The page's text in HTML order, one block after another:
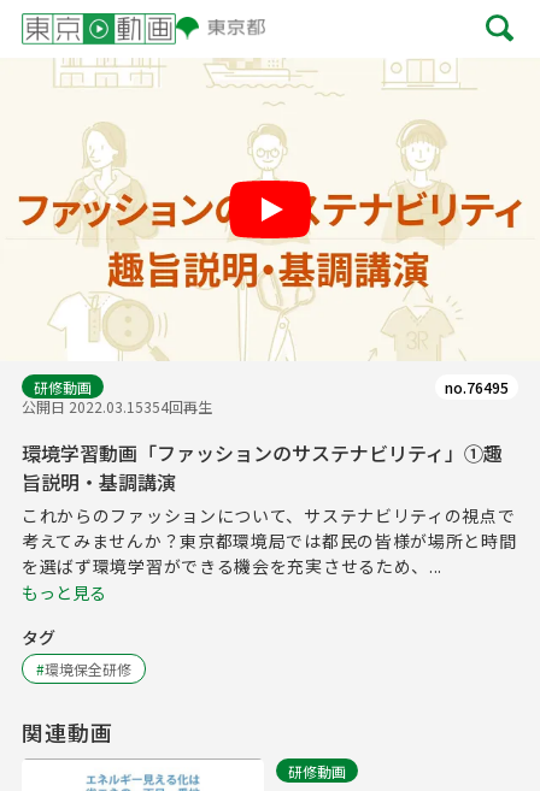
Play
研修動画
公開日 2022.03.15354回再生
no.76495
環境学習動画「ファッションのサステナビリティ」①趣
旨説明・基調講演
これからのファッションについて、サステナビリティの視点で
考えてみませんか？東京都環境局では都民の皆様が場所と時間
を選ばず環境学習ができる機会を充実させるため、...
もっと見る
タグ
#環境保全研修
関連動画
研修動画